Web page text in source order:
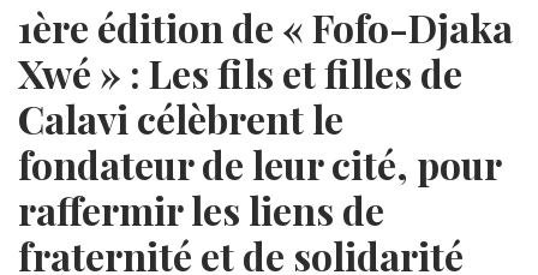
1ère édition de « Fofo-Djaka
Xwé » : Les fils et filles de
Calavi célèbrent le
fondateur de leur cité, pour
raffermir les liens de
fraternité et de solidarité